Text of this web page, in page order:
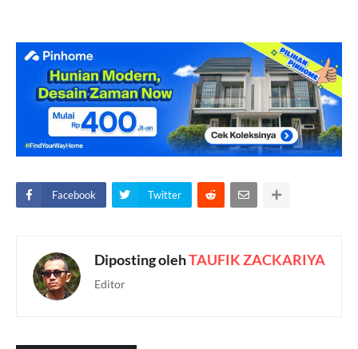
Facebook Twitter
Diposting olehTAUFIK ZACKARIYA
Editor